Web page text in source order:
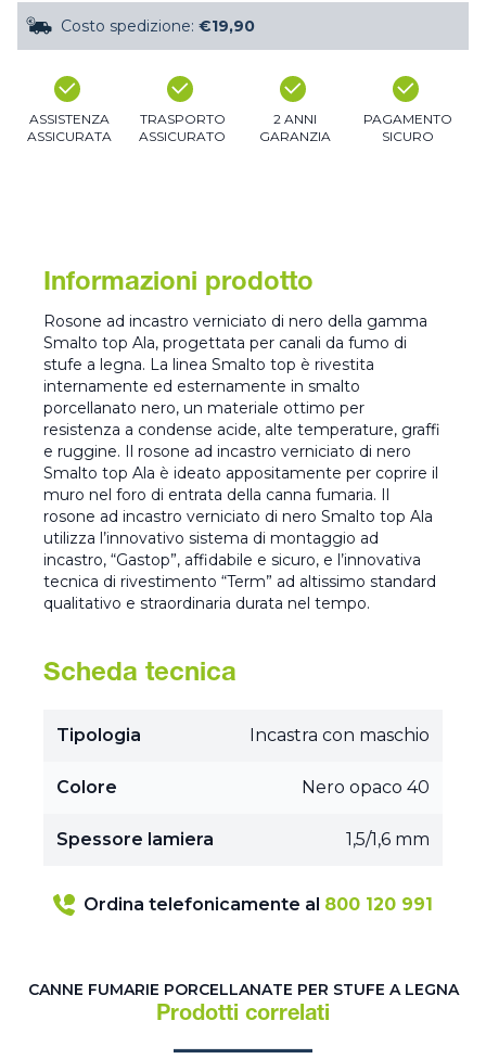
Costo spedizione: €19,90
ASSISTENZA
ASSICURATA
TRASPORTO
ASSICURATO
2 ANNI
GARANZIA
PAGAMENTO
SICURO
Informazioni prodotto
Rosone ad incastro verniciato di nero della gamma
Smalto top Ala, progettata per canali da fumo di
stufe a legna. La linea Smalto top è rivestita
internamente ed esternamente in smalto
porcellanato nero, un materiale ottimo per
resistenza a condense acide, alte temperature, graffi
e ruggine. Il rosone ad incastro verniciato di nero
Smalto top Ala è ideato appositamente per coprire il
muro nel foro di entrata della canna fumaria. Il
rosone ad incastro verniciato di nero Smalto top Ala
utilizza l’innovativo sistema di montaggio ad
incastro, “Gastop”, affidabile e sicuro, e l’innovativa
tecnica di rivestimento “Term” ad altissimo standard
qualitativo e straordinaria durata nel tempo.
Scheda tecnica
Tipologia Incastra con maschio
Colore Nero opaco 40
Spessore lamiera 1,5/1,6 mm
Ordina telefonicamente al 800 120 991
CANNE FUMARIE PORCELLANATE PER STUFE A LEGNA
Prodotti correlati